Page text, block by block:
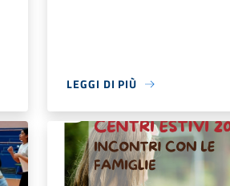
LEGGI DI PIÙ